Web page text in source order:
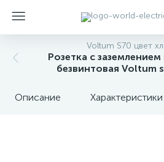
Voltum S70 цвет
Розетка с
безвинтовая Voltum
Описание Характеристики